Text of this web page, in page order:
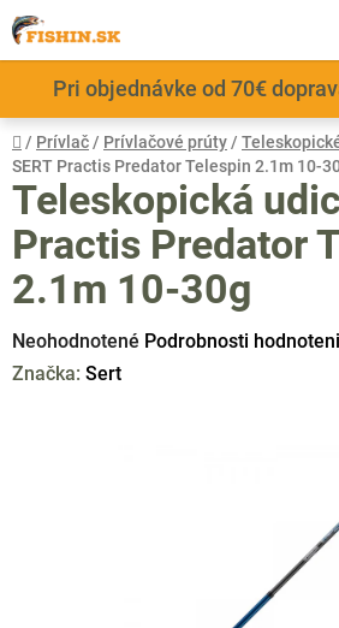
Prejsť
na
obsah
Pri objednávke od 70€
Domov
/ Prívlač / Prívlačové prúty /
SERT Practis Predator Telespin 2.1m 10-
Teleskopická
Practis Predator
2.1m 10-30g
Priemerné
hodnotenie
Neohodnotené Podrobnosti
Značka: Sert